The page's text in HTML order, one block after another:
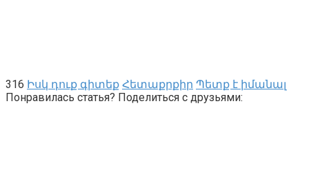
316 Իսկ դուք գիտեք Հետաքրքիր Պետք է իմանալ
Понравилась статья? Поделиться с друзьями: